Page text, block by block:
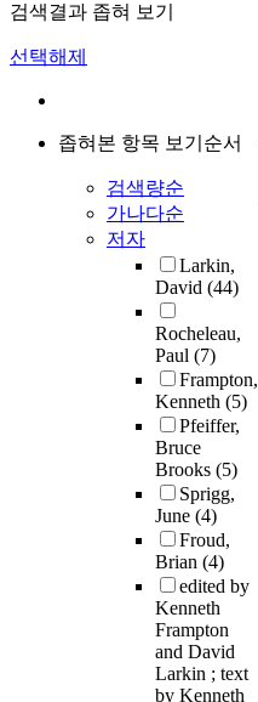
검색결과 좁혀 보기
선택해제
좁혀본 항목 보기순서
검색량순
가나다순
저자
Larkin,
David (44)
Rocheleau,
Paul (7)
Frampton,
Kenneth (5)
Pfeiffer,
Bruce
Brooks (5)
Sprigg,
June (4)
Froud,
Brian (4)
edited by
Kenneth
Frampton
and David
Larkin ; text
by Kenneth